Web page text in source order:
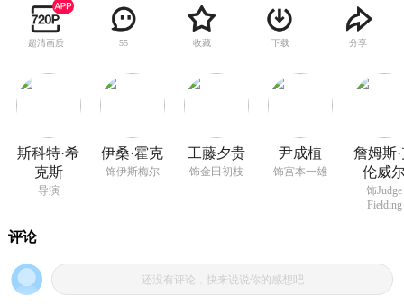
此案，法院随即对宫本展开审判，岛报记者伊斯
梅尔（伊桑·霍克 饰）因个人关系对审理十分在
意，原来宫本之妻金田初枝（工藤夕贵 饰）是伊
日裔居民开始遭受排斥，金田一家也受到了不公
对待，被遣往集中营看押劳动，伊斯梅尔仗义直
斯梅尔查询事发当夜岛上的天气记录，得到了那
位居民是死于意外的重要证据，但这就意味着他
与初枝的复合再无可能。随着审判的进行，越来
越多的证据指向宫本，同时平息不久的战争让当
超清画质 55 收藏 下载 分享
斯科特·希
克斯
导演
伊桑·霍克
饰伊斯梅尔
工藤夕贵
饰金田初枝
尹成植
饰宫本一雄
詹姆斯
伦威
饰Judge
Fielding